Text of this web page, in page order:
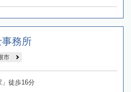
務所
市
徒歩16分